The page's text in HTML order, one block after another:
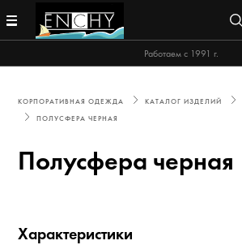
Работаем с 1991 г.
КОРПОРАТИВНАЯ ОДЕЖДА КАТАЛОГ ИЗДЕЛИЙ
ПОЛУСФЕРА ЧЕРНАЯ
Полусфера черная
Характеристики